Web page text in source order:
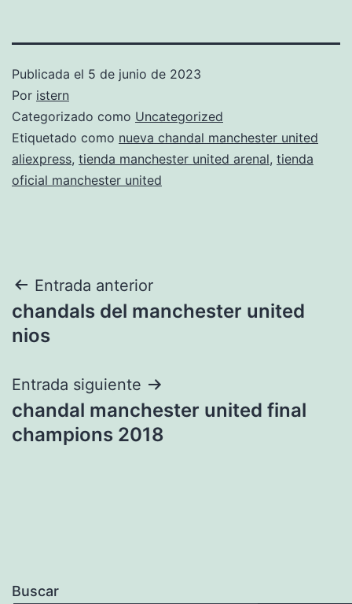
Publicada el 5 de junio de 2023
Por istern
Categorizado como Uncategorized
Etiquetado como nueva chandal manchester united
aliexpress, tienda manchester united arenal, tienda
oficial manchester united
Navegación
de
Entrada anterior
chandals del manchester united
nios
Entrada siguiente
chandal manchester united final
champions 2018
Buscar